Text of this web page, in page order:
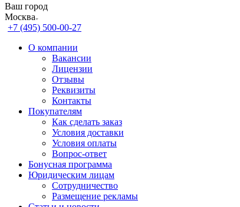
Ваш город
Москва
+7 (495) 500-00-27
О компании
Вакансии
Лицензии
Отзывы
Реквизиты
Контакты
Покупателям
Как сделать заказ
Условия доставки
Условия оплаты
Вопрос-ответ
Бонусная программа
Юридическим лицам
Сотрудничество
Размещение рекламы